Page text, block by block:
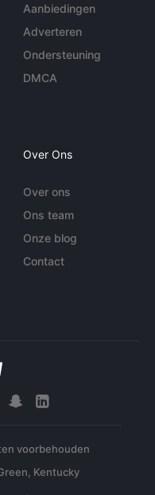
Aanbiedingen
Adverteren
Ondersteuning
DMCA
Over Ons
Over ons
Ons team
Onze blog
Contact
voorbehouden